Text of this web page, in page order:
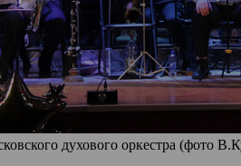
духового оркестра (фото